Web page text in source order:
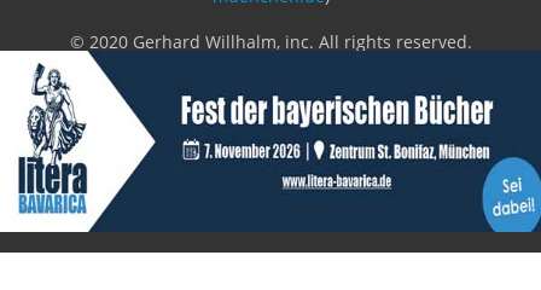
Benutzer
Login
litera bavarica ist eine Unternehmung derHistonautenund der
Edition Luftschiffer(ein Imprint deredition tingeltangel)
in Zusammenarbeit mit Gerhard Willhalm (stadtgeschichte-